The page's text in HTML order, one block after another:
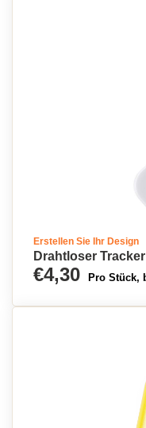
Erstellen Sie Ihr Design
Drahtloser
€4,30 Pro Stück,